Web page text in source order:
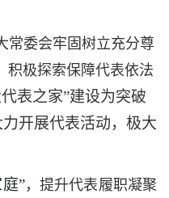
常委会牢固树立充分尊
积极探索保障代表依法
表之家”建设为突破
开展代表活动，极大
”，提升代表履职凝聚